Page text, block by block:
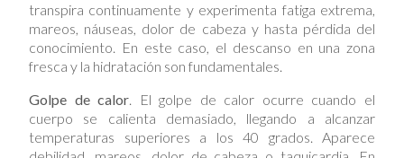
transpira continuamente y experimenta fatiga extrema,
mareos, náuseas, dolor de cabeza y hasta pérdida del
conocimiento. En este caso, el descanso en una zona
fresca y la hidratación son fundamentales.
Golpe de calor. El golpe de calor ocurre cuando el
cuerpo se calienta demasiado, llegando a alcanzar
temperaturas superiores a los 40 grados. Aparece